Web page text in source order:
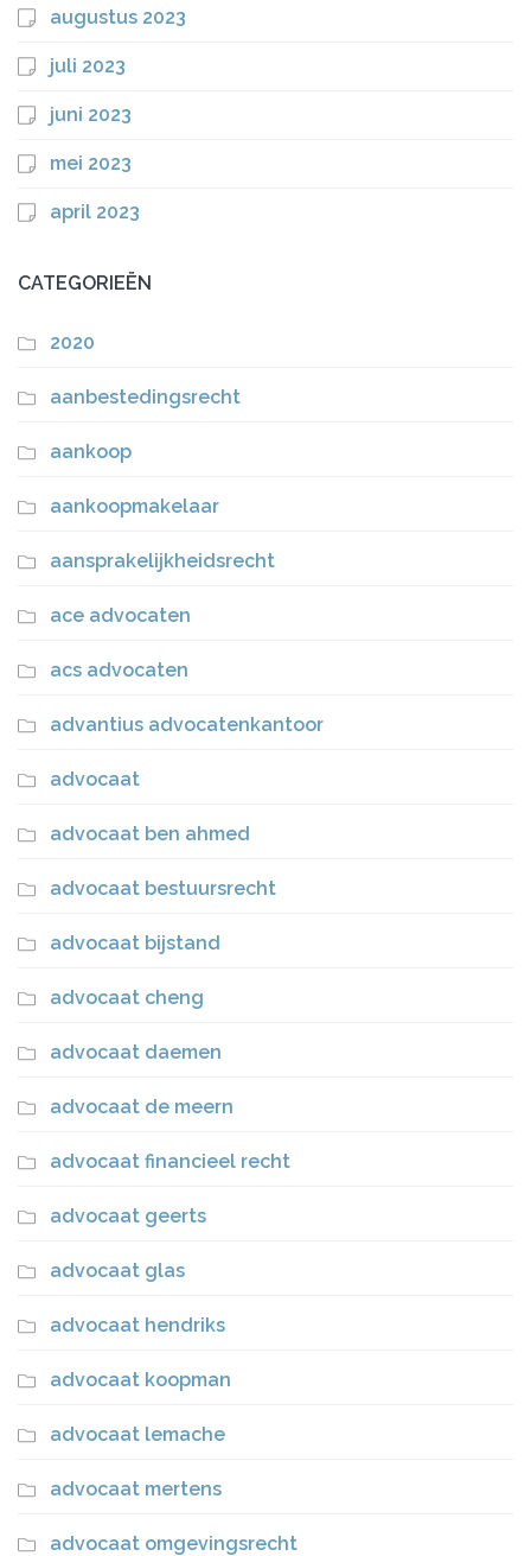
augustus 2023
juli 2023
juni 2023
mei 2023
april 2023
CATEGORIEËN
2020
aanbestedingsrecht
aankoop
aankoopmakelaar
aansprakelijkheidsrecht
ace advocaten
acs advocaten
advantius advocatenkantoor
advocaat
advocaat ben ahmed
advocaat bestuursrecht
advocaat bijstand
advocaat cheng
advocaat daemen
advocaat de meern
advocaat financieel recht
advocaat geerts
advocaat glas
advocaat hendriks
advocaat koopman
advocaat lemache
advocaat mertens
advocaat omgevingsrecht